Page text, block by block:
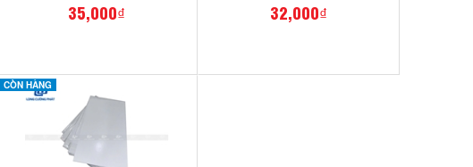
35,000₫ 32,000₫
CÒN HÀNG